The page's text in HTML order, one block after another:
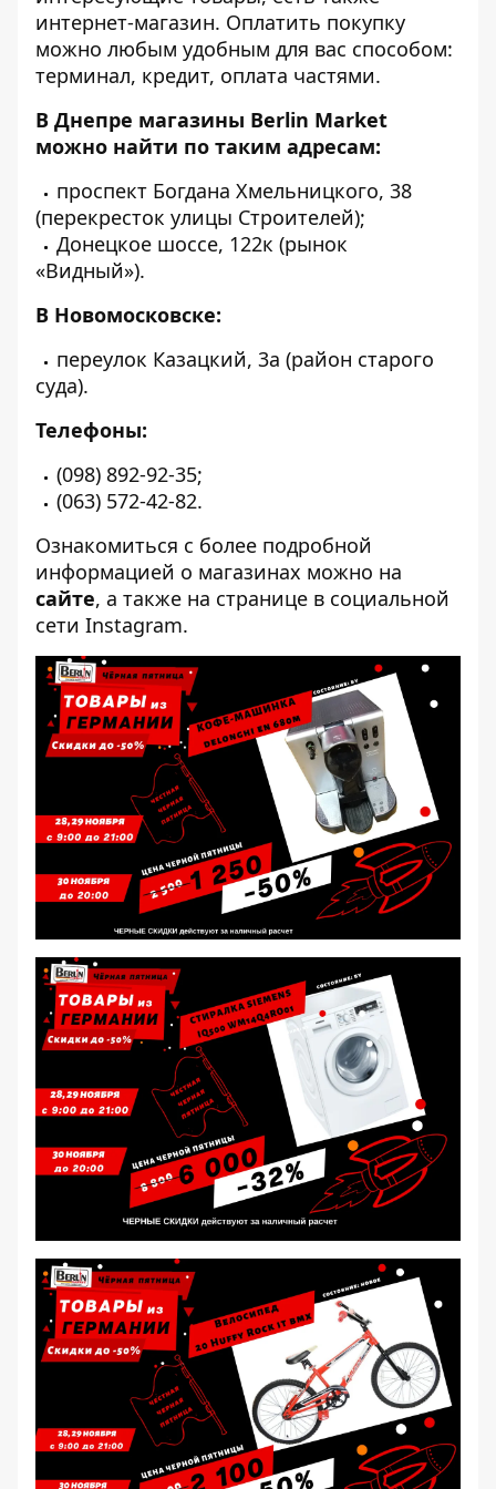
интернет-магазин. Оплатить покупку
можно любым удобным для вас способом:
терминал, кредит, оплата частями.
В Днепре магазины Berlin Market
можно найти по таким адресам:
проспект Богдана Хмельницкого, 38
(перекресток улицы Строителей);
Донецкое шоссе, 122к (рынок
«Видный»).
В Новомосковске:
переулок Казацкий, 3а (район старого
суда).
Телефоны:
(098) 892-92-35;
(063) 572-42-82.
Ознакомиться с более подробной
информацией о магазинах можно на
сайте, а также на странице в социальной
сети Instagram.